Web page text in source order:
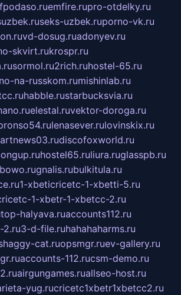
fpodaso.ruemfire.rupro-otdelky.ru
seks-uzbek.ruporno-vk.ru
vd-dosug.ruadonyev.ru
skvirt.rukrospr.ru
sormol.ru2rich.ruhostel-65.ru
na-russkom.rumishinlab.ru
habble.rustarbucksvia.ru
elestal.ruvektor-doroga.ru
lenasever.rulovinskix.ru
discofoxworld.ru
hostel65.ruliura.ruglasspb.ru
gnalis.rubulkitula.ru
1-xbeticricetc-1-xbetti-5.ru
1-xbetr-1-xbetcc-2.ru
top-halyava.ruaccounts112.ru
2.ru3-d-file.ruhahahaharms.ru
cat.ruopsmgr.ruev-gallery.ru
accounts-112.rucsm-demo.ru
airgungames.ruallseo-host.ru
yug.rucricetc1xbetr1xbetcc2.ru